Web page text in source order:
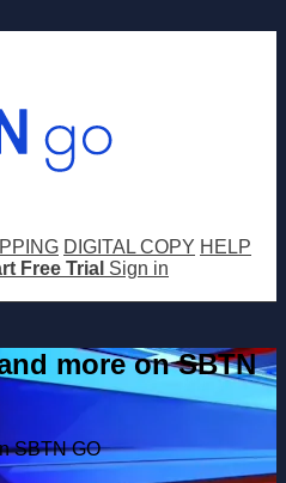
DIGITAL COPY HELP
Free Trial Sign in
more on SBTN
SBTN GO